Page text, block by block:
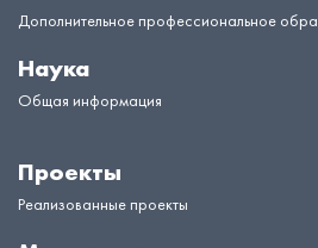
Дополнительное профессиональное
Наука
Общая информация
Проекты
Реализованные проекты